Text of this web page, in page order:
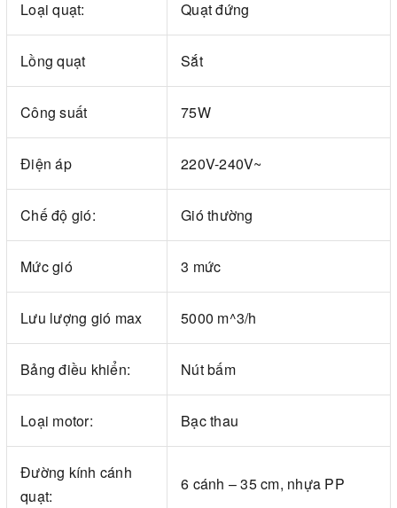
Loại quạt: Quạt đứng
Lồng quạt Sắt
Công suất 75W
Điện áp 220V-240V~
Chế độ gió: Gió thường
Mức gió 3 mức
Lưu lượng gió max 5000 m^3/h
Bảng điều khiển: Nút bấm
Loại motor: Bạc thau
Đường kính cánh
quạt:
6 cánh – 35 cm, nhựa PP